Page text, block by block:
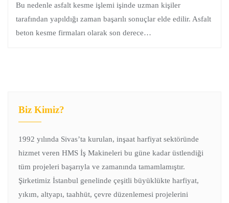
Bu nedenle asfalt kesme işlemi işinde uzman kişiler
tarafından yapıldığı zaman başarılı sonuçlar elde edilir. Asfalt
beton kesme firmaları olarak son derece…
Biz Kimiz?
1992 yılında Sivas’ta kurulan, inşaat harfiyat sektöründe
hizmet veren HMS İş Makineleri bu güne kadar üstlendiği
tüm projeleri başarıyla ve zamanında tamamlamıştır.
Şirketimiz İstanbul genelinde çeşitli büyüklükte harfiyat,
yıkım, altyapı, taahhüt, çevre düzenlemesi projelerini